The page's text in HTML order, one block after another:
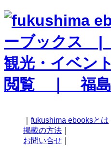
fukushima ebooksとは
掲載の方法
お問い合せ